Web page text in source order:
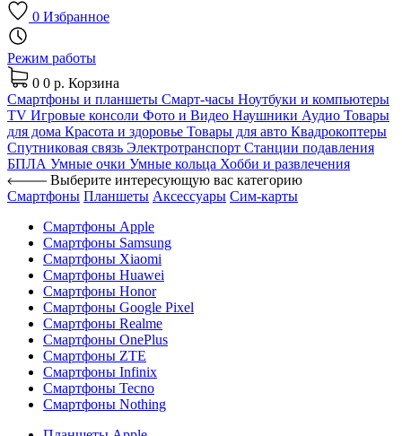
0 Избранное
Режим работы
0 0 р. Корзина
Смартфоны и планшеты Смарт-часы Ноутбуки и компьютеры
TV Игровые консоли Фото и Видео Наушники Аудио Товары
для дома Красота и здоровье Товары для авто Квадрокоптеры
Спутниковая связь Электротранспорт Станции подавления
БПЛА Умные очки Умные кольца Хобби и развлечения
Выберите интересующую вас категорию
Смартфоны Планшеты Аксессуары Сим-карты
Смартфоны Apple
Смартфоны Samsung
Смартфоны Xiaomi
Смартфоны Huawei
Смартфоны Honor
Смартфоны Google Pixel
Смартфоны Realme
Смартфоны OnePlus
Смартфоны ZTE
Смартфоны Infinix
Смартфоны Tecno
Смартфоны Nothing